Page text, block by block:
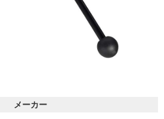
メーカー